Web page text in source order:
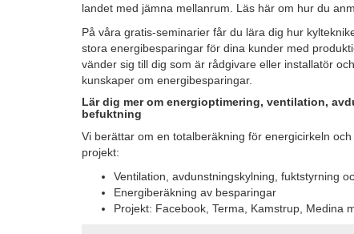
landet med jämna mellanrum. Läs här om hur du
På våra gratis-seminarier får du lära dig hur
stora energibesparingar för dina kunder med
vänder sig till dig som är rådgivare eller installatör
kunskaper om energibesparingar.
Lär dig mer om energioptimering, ventilation,
befuktning
Vi berättar om en totalberäkning för energicirkeln
projekt:
Ventilation, avdunstningskylning, fuktstyrning
Energiberäkning av besparingar
Projekt: Facebook, Terma, Kamstrup, Medina